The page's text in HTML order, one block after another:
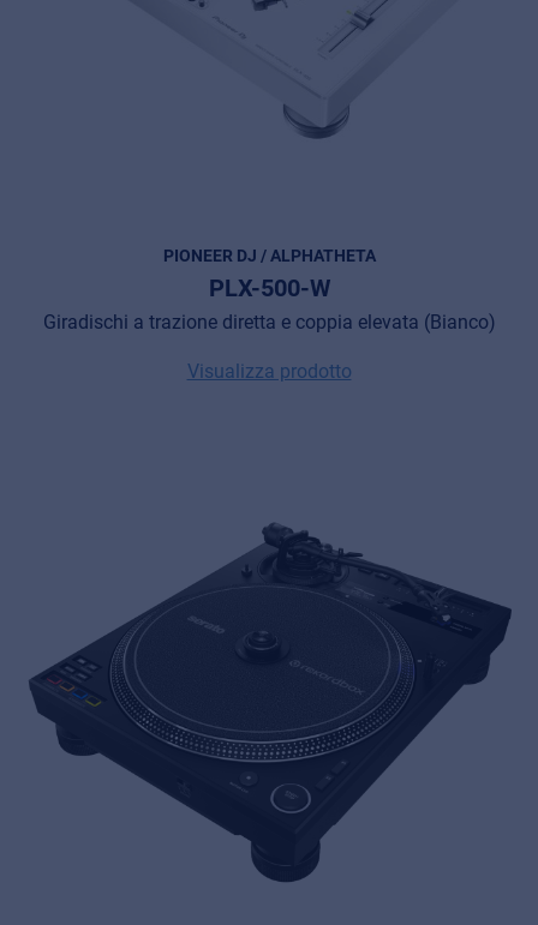
PIONEER DJ / ALPHATHETA
PLX-500-W
Giradischi a trazione diretta e coppia elevata (Bianco)
Visualizza prodotto